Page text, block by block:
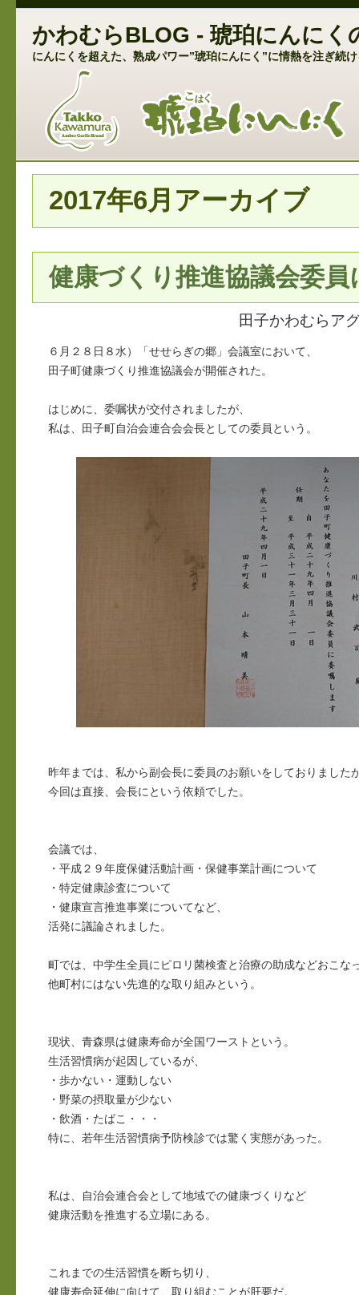
かわむらBLOG - 琥珀にんに
にんにくを超えた、熟成パワー”琥珀にんにく”に情熱を注ぎ続
2017年6月アーカイブ
健康づくり推進協議会委
田子かわむらア
６月２８日８水）「せせらぎの郷」会議室において、
田子町健康づくり推進協議会が開催された。
はじめに、委嘱状が交付されましたが、
私は、田子町自治会連合会会長としての委員という。
昨年までは、私から副会長に委員のお願いをしておりました
今回は直接、会長にという依頼でした。
会議では、
・平成２９年度保健活動計画・保健事業計画について
・特定健康診査について
・健康宣言推進事業についてなど、
活発に議論されました。
町では、中学生全員にピロリ菌検査と治療の助成などおこな
他町村にはない先進的な取り組みという。
現状、青森県は健康寿命が全国ワーストという。
生活習慣病が起因しているが、
・歩かない・運動しない
・野菜の摂取量が少ない
・飲酒・たばこ・・・
特に、若年生活習慣病予防検診では驚く実態があった。
私は、自治会連合会として地域での健康づくりなど
健康活動を推進する立場にある。
これまでの生活習慣を断ち切り、
健康寿命延伸に向けて、取り組むことが肝要だ。